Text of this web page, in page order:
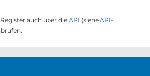
auch über die API (siehe API-